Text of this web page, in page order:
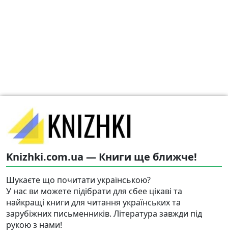
Knizhki.com.ua — Книги ще ближче!
Шукаєте що почитати українською?
У нас ви можете підібрати для сбее цікаві та
найкращі книги для читання українських та
зарубіжних письменників. Література завжди під
рукою з нами!